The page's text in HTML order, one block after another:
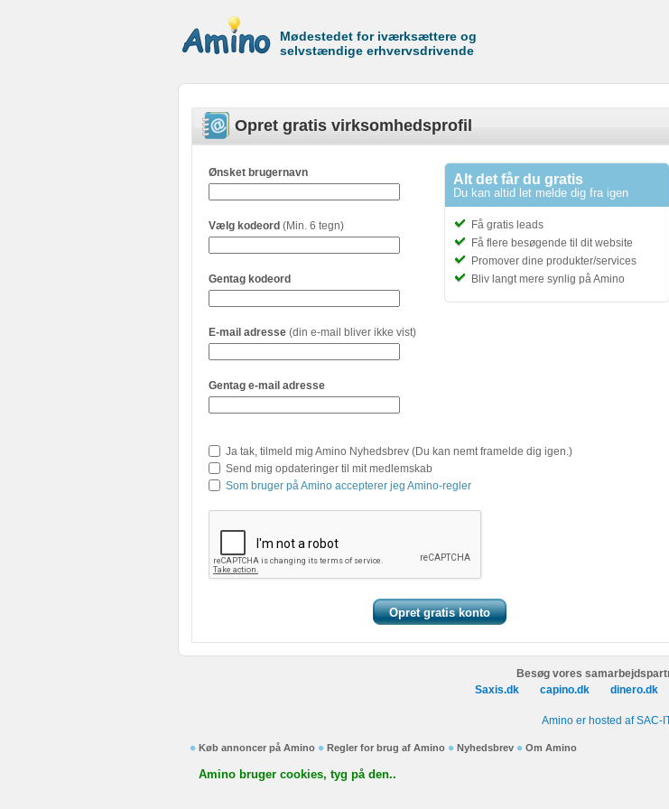
Mødestedet for iværksættere og
selvstændige erhvervsdrivende
Opret gratis virksomhedsprofil
Alt det får du gratis
Du kan altid let melde dig fra igen
Få gratis leads
Få flere besøgende til dit website
Promover dine produkter/services
Bliv langt mere synlig på Amino
Ønsket brugernavn
Vælg kodeord (Min. 6 tegn)
Gentag kodeord
E-mail adresse (din e-mail bliver ikke vist)
Gentag e-mail adresse
Ja tak, tilmeld mig Amino Nyhedsbrev (Du kan nemt framelde dig igen.)
Send mig opdateringer til mit medlemskab
Som bruger på Amino accepterer jeg Amino-regler
Besøg vores
Saxis.dk
capino.dk dinero.dk
Amino er hosted af SAC-
Køb annoncer på Amino Regler for brug af Amino Nyhedsbrev Om Amino
Amino bruger cookies, tyg på den..